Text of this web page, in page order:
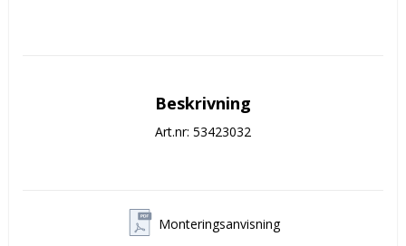
Beskrivning
Art.nr: 53423032
Monteringsanvisning